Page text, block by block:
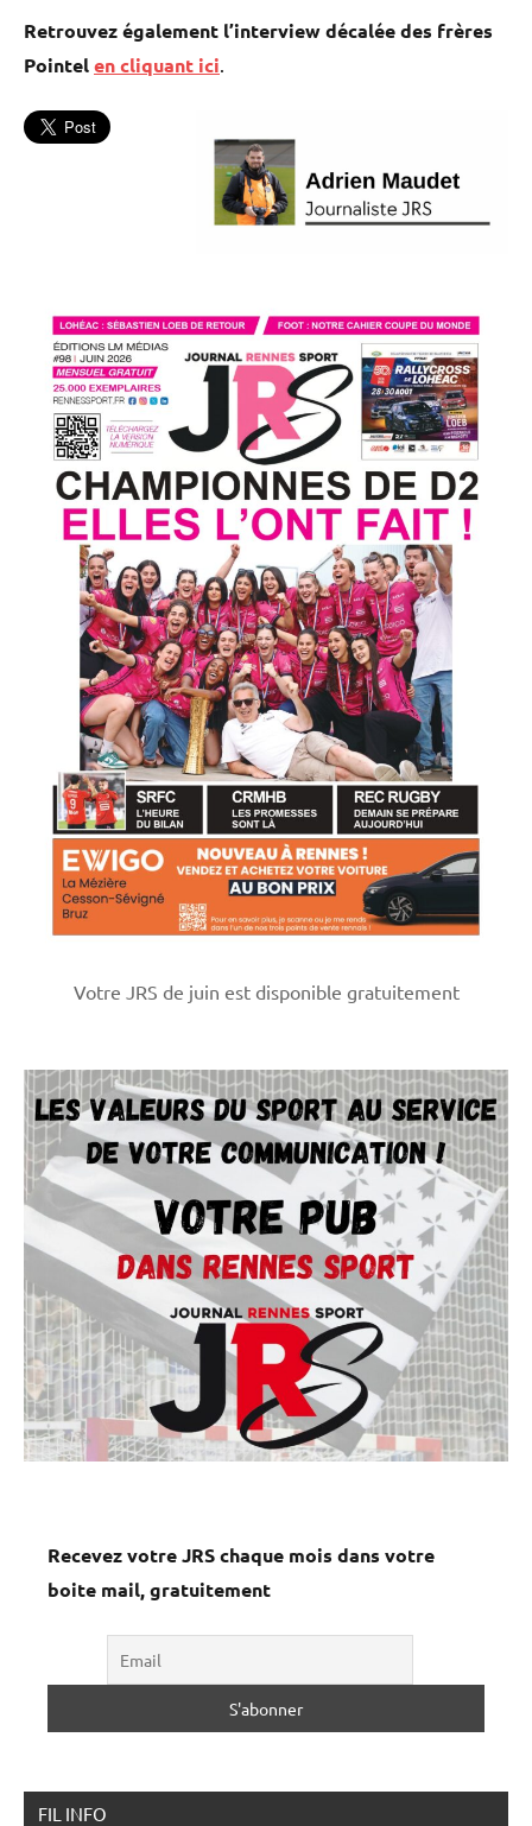
Retrouvez également l’interview décalée des frères
Pointelen cliquant ici
Rennes
Basket
Votre JRS de juin est disponible gratuitement
Recevez votre JRS chaque mois dans votre
boite mail, gratuitement
FIL INFO